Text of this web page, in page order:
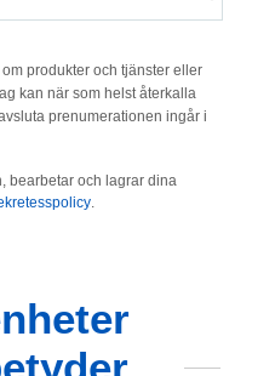
produkter och tjänster eller
kan när som helst återkalla
prenumerationen ingår i
bearbetar och lagrar dina
.